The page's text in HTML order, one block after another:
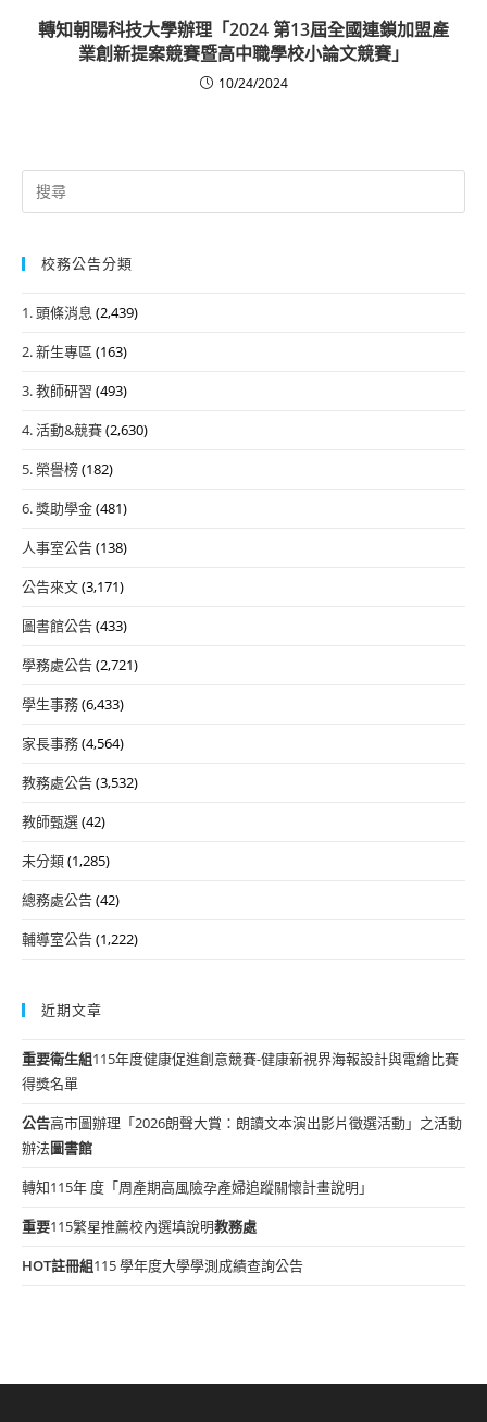
轉知朝陽科技大學辦理「2024 第13屆全國連鎖加盟產
業創新提案競賽暨高中職學校小論文競賽」
10/24/2024
Search
for:
校務公告分類
1. 頭條消息 (2,439)
2. 新生專區 (163)
3. 教師研習 (493)
4. 活動&競賽(2,630)
5. 榮譽榜(182)
6. 獎助學金(481)
人事室公告(138)
公告來文(3,171)
圖書館公告(433)
學務處公告(2,721)
學生事務(6,433)
家長事務(4,564)
教務處公告(3,532)
教師甄選(42)
未分類(1,285)
總務處公告(42)
輔導室公告(1,222)
近期文章
重要衛生組115年度健康促進創意競賽-健康新視界海報設計與電繪比賽
得獎名單
公告高市圖辦理「2026朗聲大賞：朗讀文本演出影片徵選活動」之活動
辦法圖書館
轉知115年 度「周產期高風險孕產婦追蹤關懷計畫說明」
重要115繁星推薦校內選填說明教務處
HOT註冊組115 學年度大學學測成績查詢公告